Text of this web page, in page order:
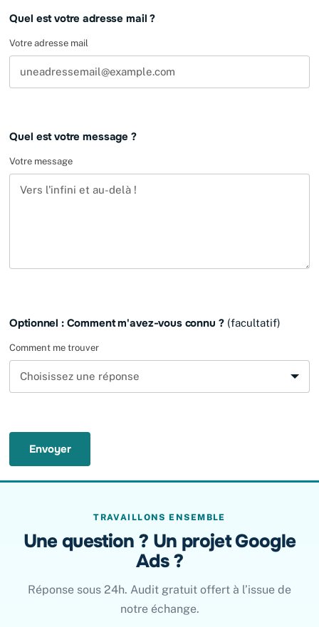
Quel est votre adresse mail ?
Votre adresse mail
Quel est votre message ?
Votre message
Optionnel : Comment m'avez-vous connu ? (facultatif)
Comment me trouver
Envoyer
TRAVAILLONS ENSEMBLE
Une question ? Un projet Google
Ads ?
Réponse sous 24h. Audit gratuit offert à l’issue de
notre échange.